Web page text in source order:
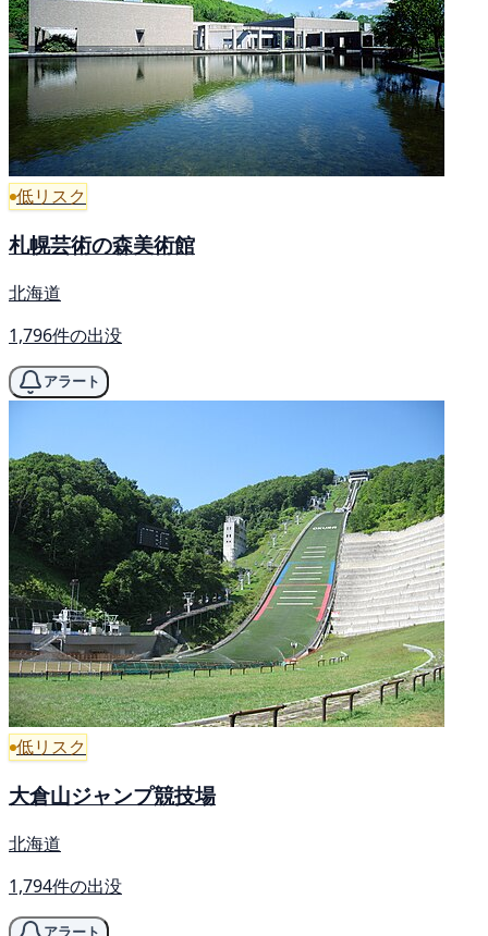
低リスク
札幌芸術の森美術館
北海道
1,796件の出没
アラート
低リスク
大倉山ジャンプ競技場
北海道
1,794件の出没
アラート